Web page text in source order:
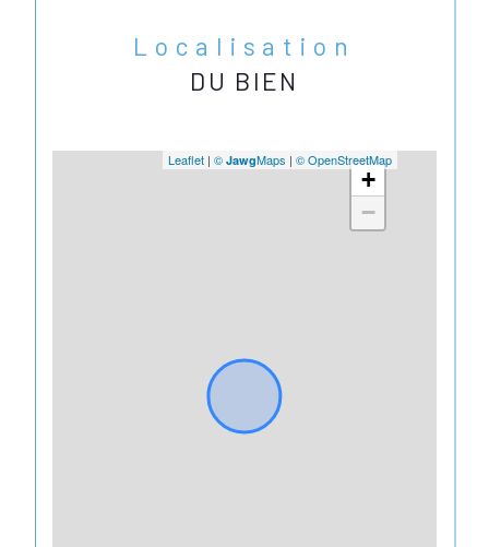
Localisation
DU BIEN
+
−
Leaflet | © JawgMaps | © OpenStreetMap